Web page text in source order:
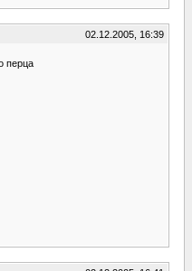
02.12.2005, 16:39
перца